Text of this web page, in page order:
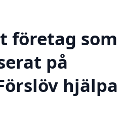
företag som
på
hjälpa